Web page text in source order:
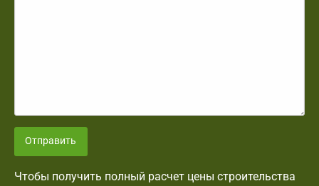
Отправить
Чтобы получить полный расчет цены строительства